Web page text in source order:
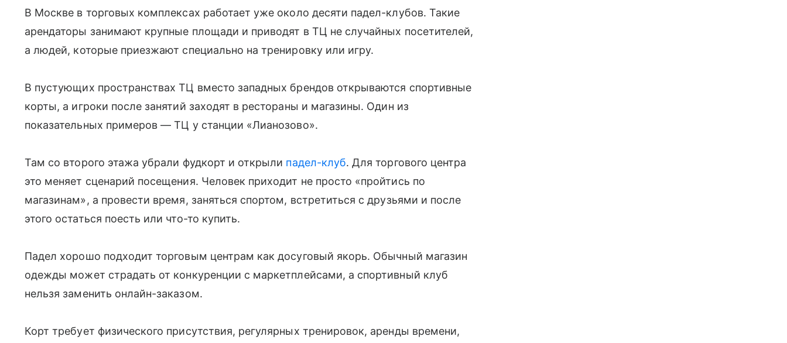
В Москве в торговых комплексах работает уже около десяти падел-клубов. Такие
арендаторы занимают крупные площади и приводят в ТЦ не случайных посетителей,
а людей, которые приезжают специально на тренировку или игру.
В пустующих пространствах ТЦ вместо западных брендов открываются спортивные
корты, а игроки после занятий заходят в рестораны и магазины. Один из
показательных примеров — ТЦ у станции «Лианозово».
Там со второго этажа убрали фудкорт и открыли падел-клуб. Для торгового центра
это меняет сценарий посещения. Человек приходит не просто «пройтись по
магазинам», а провести время, заняться спортом, встретиться с друзьями и после
этого остаться поесть или что-то купить.
Падел хорошо подходит торговым центрам как досуговый якорь. Обычный магазин
одежды может страдать от конкуренции с маркетплейсами, а спортивный клуб
нельзя заменить онлайн-заказом.
Корт требует физического присутствия, регулярных тренировок, аренды времени,